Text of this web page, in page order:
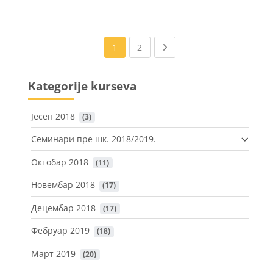
1 2 (current)Next page
Kategorije kurseva
Јесен 2018 (3)
Семинари пре шк. 2018/2019.
Октобар 2018
(11)
Новембар 2018 (17)
Децембар 2018 (17)
Фебруар 2019 (18)
Март 2019 (20)